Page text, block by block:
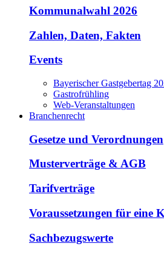
Kommunalwahl 2026
Zahlen, Daten, Fakten
Events
Bayerischer Gastgebertag
Gastrofrühling
Web-Veranstaltungen
Branchenrecht
Gesetze und Verordnungen
Musterverträge & AGB
Tarifverträge
Voraussetzungen für eine
Sachbezugswerte